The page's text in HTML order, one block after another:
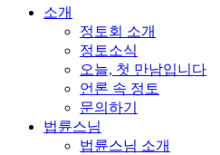
소개
정토회 소개
정토소식
오늘, 첫 만남입니다
언론 속 정토
문의하기
법륜스님
법륜스님 소개